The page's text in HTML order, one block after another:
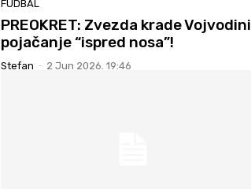
FUDBAL
PREOKRET: Zvezda krade Vojvodini
pojačanje “ispred nosa”!
Stefan - 2 Jun 2026. 19:46